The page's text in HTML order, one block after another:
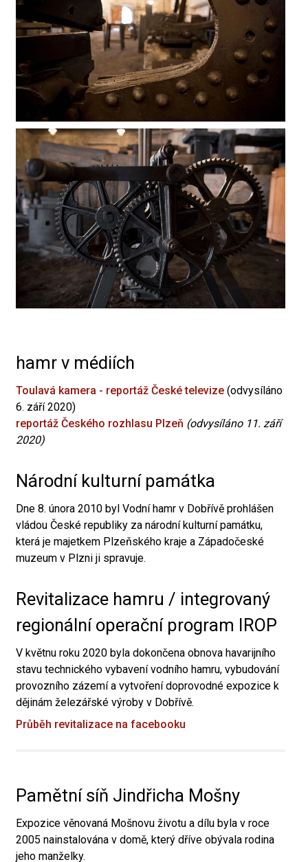
hamr v médiích
Toulavá kamera - reportáž České televize (odvysíláno
6. září 2020)
reportáž Českého rozhlasu Plzeň (odvysíláno 11. září
2020)
Národní kulturní památka
Dne 8. února 2010 byl Vodní hamr v Dobřívě prohlášen
vládou České republiky za národní kulturní památku,
která je majetkem Plzeňského kraje a Západočeské
muzeum v Plzni ji spravuje.
Revitalizace hamru / integrovaný
regionální operační program IROP
V květnu roku 2020 byla dokončena obnova havarijního
stavu technického vybavení vodního hamru, vybudování
provozního zázemí a vytvoření doprovodné expozice k
dějinám železářské výroby v Dobřívě.
Průběh revitalizace na facebooku
Pamětní síň Jindřicha Mošny
Expozice věnovaná Mošnovu životu a dílu byla v roce
2005 nainstalována v domě, který dříve obývala rodina
jeho manželky.